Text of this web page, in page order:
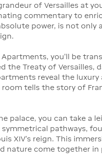
of Versailles at
commentary to
power, is not
you’ll be
the Treaty of
reveal the
tells the story of
palace, you can take a
pathways,
XIV's reign. This
nature come together